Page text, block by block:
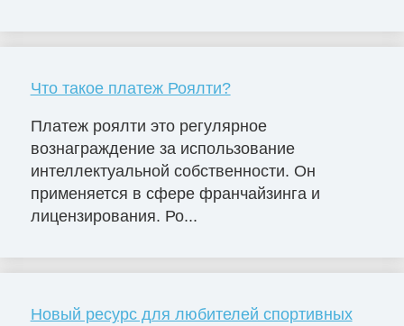
Что такое платеж Роялти?
Платеж роялти это регулярное
вознаграждение за использование
интеллектуальной собственности. Он
применяется в сфере франчайзинга и
лицензирования. Ро...
Новый ресурс для любителей спортивных